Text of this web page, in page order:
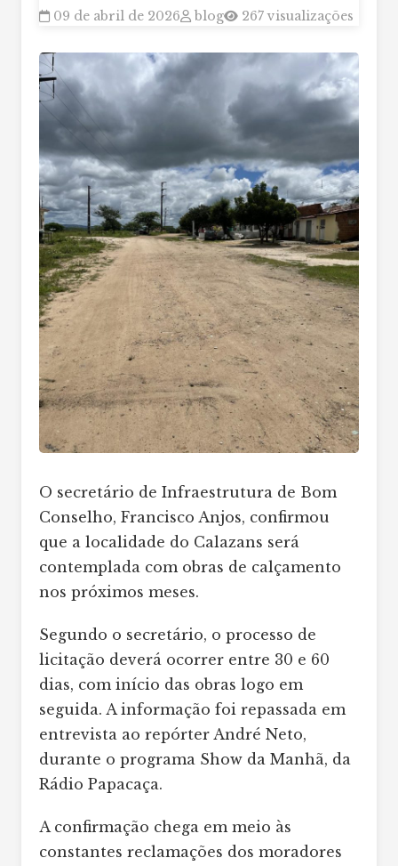
09 de abril de 2026 blog 267 visualizações
O secretário de Infraestrutura de Bom
Conselho, Francisco Anjos, confirmou
que a localidade do Calazans será
contemplada com obras de calçamento
nos próximos meses.
Segundo o secretário, o processo de
licitação deverá ocorrer entre 30 e 60
dias, com início das obras logo em
seguida. A informação foi repassada em
entrevista ao repórter André Neto,
durante o programa Show da Manhã, da
Rádio Papacaça.
A confirmação chega em meio às
constantes reclamações dos moradores